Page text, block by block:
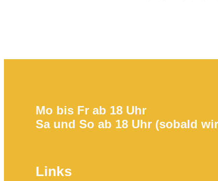
Mo bis Fr ab 18 Uhr
Sa und So ab 18 Uhr (sobald
Links